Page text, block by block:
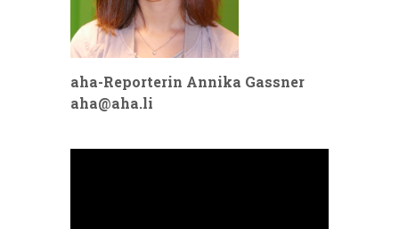
aha-Reporterin Annika Gassner
aha@aha.li